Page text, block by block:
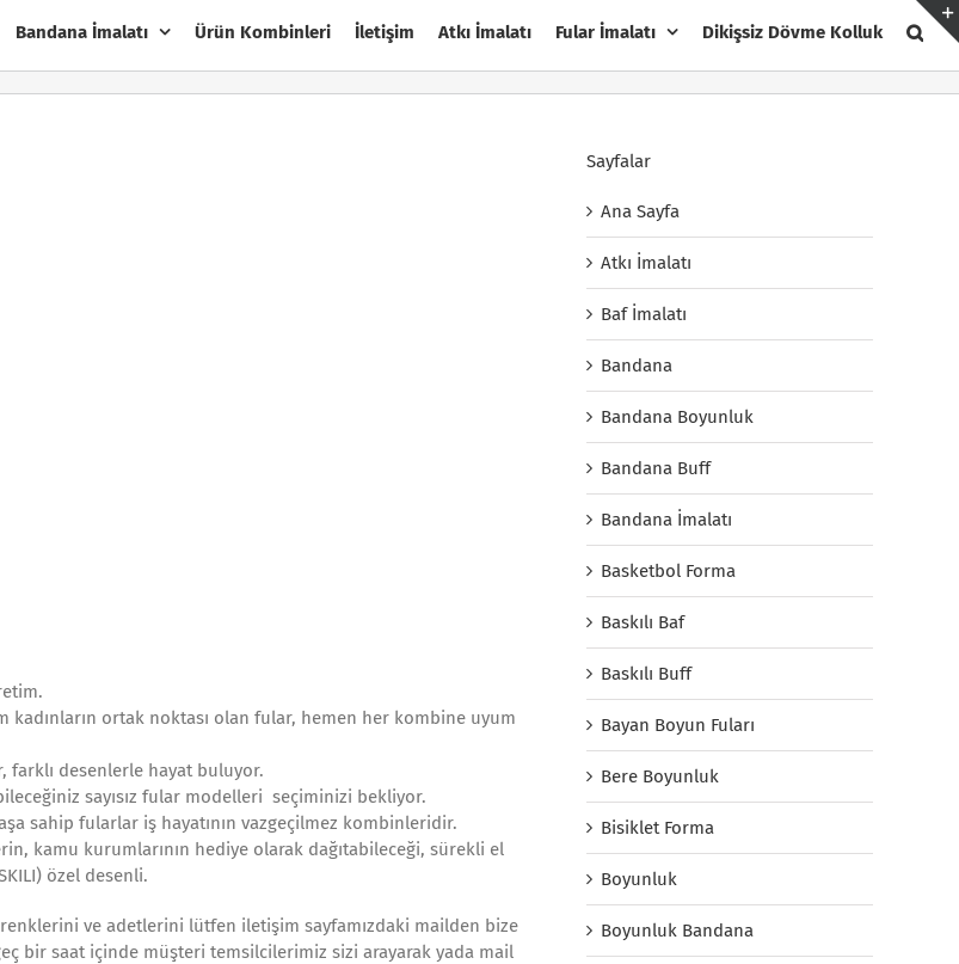
Bandana İmalatı Ürün Kombinleri İletişim Atkı İmalatı Fular İmalatı Dikişsiz Dövme Kolluk
kadınların ortak noktası olan fular, hemen her kombine uyum
farklı desenlerle hayat buluyor.
sayısız fular modelleri seçiminizi bekliyor.
sahip fularlar iş hayatının vazgeçilmez kombinleridir.
kamu kurumlarının hediye olarak dağıtabileceği, sürekli el
özel desenli.
renklerini ve adetlerini lütfen iletişim sayfamızdaki mailden bize
bir saat içinde müşteri temsilcilerimiz sizi arayarak yada mail
Sayfalar
Ana Sayfa
Atkı İmalatı
Baf İmalatı
Bandana
Bandana Boyunluk
Bandana Buff
Bandana İmalatı
Basketbol Forma
Baskılı Baf
Baskılı Buff
Bayan Boyun Fuları
Bere Boyunluk
Bisiklet Forma
Boyunluk
Boyunluk Bandana